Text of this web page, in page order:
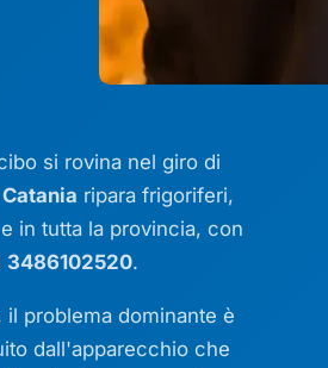
si rovina nel giro di
ripara frigoriferi,
in tutta la provincia, con
3486102520.
problema dominante è
dall'apparecchio che